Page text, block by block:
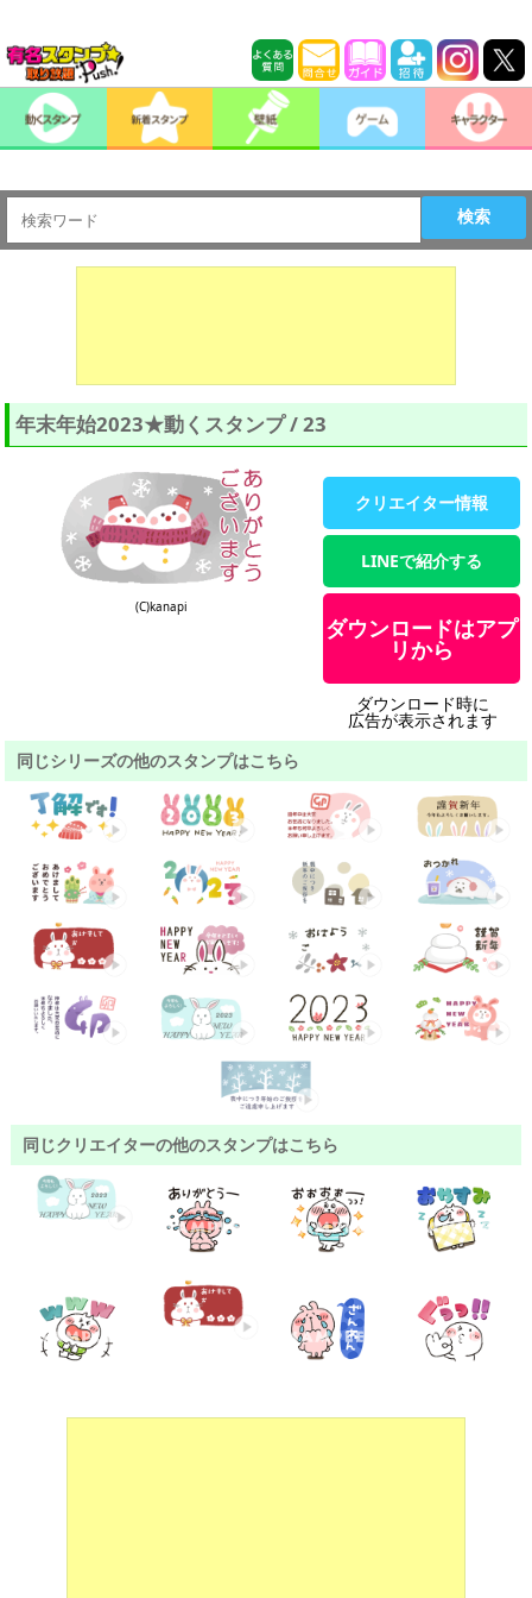
検索
年末年始2023★動くスタンプ / 23
(C)kanapi
クリエイター情報
LINEで紹介する
ダウンロードはアプ
リから
ダウンロード時に
広告が表示されます
同じシリーズの他のスタンプはこちら
同じクリエイターの他のスタンプはこちら